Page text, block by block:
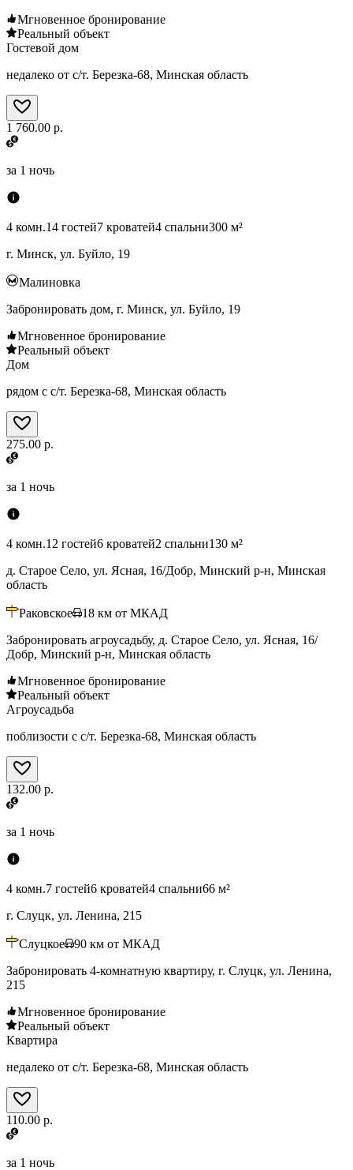
Мгновенное бронирование
Реальный объект
Гостевой дом
недалеко от с/т. Березка-68, Минская область
1 760.00 р.
за 1 ночь
4 комн.14 гостей7 кроватей4 спальни300 м²
г. Минск, ул. Буйло, 19
Малиновка
Забронировать дом, г. Минск, ул. Буйло, 19
Мгновенное бронирование
Реальный объект
Дом
рядом с с/т. Березка-68, Минская область
275.00 р.
за 1 ночь
4 комн.12 гостей6 кроватей2 спальни130 м²
д. Старое Село, ул. Ясная, 16/Добр, Минский р-н, Минская
область
Раковское 18 км от МКАД
Забронировать агроусадьбу, д. Старое Село, ул. Ясная, 16/
Добр, Минский р-н, Минская область
Мгновенное бронирование
Реальный объект
Агроусадьба
поблизости с с/т. Березка-68, Минская область
132.00 р.
за 1 ночь
4 комн.7 гостей6 кроватей4 спальни66 м²
г. Слуцк, ул. Ленина, 215
Слуцкое 90 км от МКАД
Забронировать 4-комнатную квартиру, г. Слуцк, ул. Ленина,
215
Мгновенное бронирование
Реальный объект
Квартира
недалеко от с/т. Березка-68, Минская область
110.00 р.
за 1 ночь